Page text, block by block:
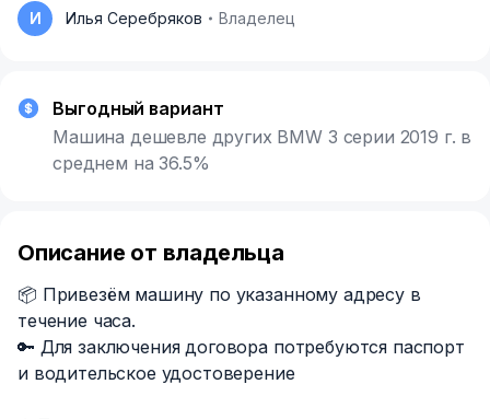
И Илья Серебряков Владелец
Выгодный вариант
Машина дешевле других BMW 3 серии 2019 г. в
среднем на 36.5%
Описание от владельца
📦 Привезём машину по указанному адресу в
течение часа.
🔑 Для заключения договора потребуются паспорт
и водительское удостоверение